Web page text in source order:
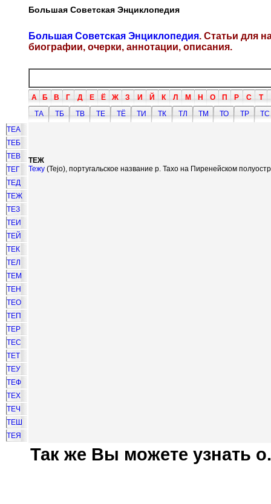
Большая Советская Энциклопедия
Большая Советская Энциклопедия. Статьи для
биографии, очерки, аннотации, описания.
А Б В Г Д Е Ё Ж З И Й К Л М Н О П Р С Т
ТА
ТБ ТВ ТЕ ТЁ ТИ ТК ТЛ ТМ ТО ТР
ТС
ТЕА
ТЕБ
ТЕВ
ТЕГ
ТЕД
ТЕЖ
ТЕЗ
ТЕИ
ТЕЙ
ТЕК
ТЕЛ
ТЕМ
ТЕН
ТЕО
ТЕП
ТЕР
ТЕС
ТЕТ
ТЕУ
ТЕФ
ТЕХ
ТЕЧ
ТЕШ
ТЕЯ
ТЕЖ
Тежу (Tejo), португальское название р. Тахо на Пиренейском
Так же Вы можете узнать